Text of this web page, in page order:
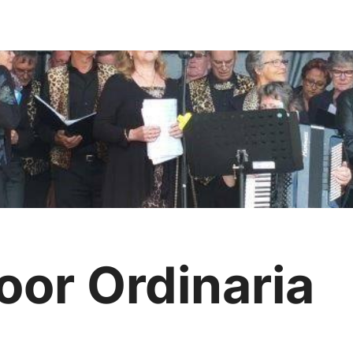
Ordinaria